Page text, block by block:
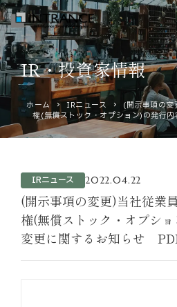
トップ
企業情報
運営ホテル
IR・投資家情報
IR・投資家情報
ホーム IRニュース
(開示事項の
権(無償ストック・オプション)の発行
IRニュース 2022.04.22
(開示事項の変更)当社従業
権(無償ストック・オプシ
変更に関するお知らせ